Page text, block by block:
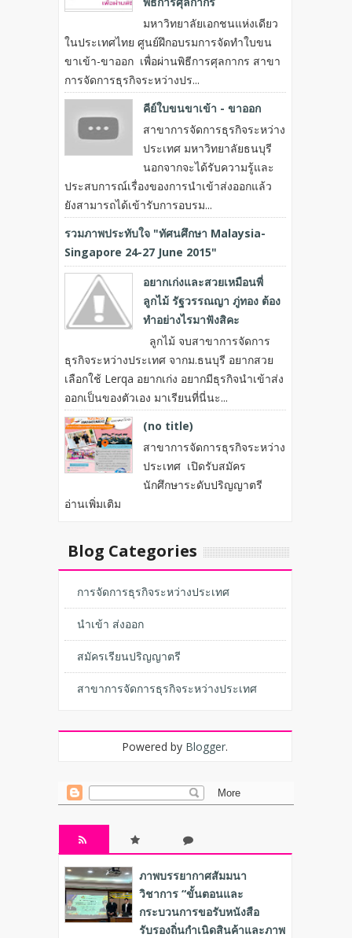
มหาวิทยาลัยเอกชนแห่งเดียว
ในประเทศไทย ศูนย์ฝึกอบรมการจัดทำใบขน
ขาเข้า-ขาออก เพื่อผ่านพิธีการศุลกากร สาขา
การจัดการธุรกิจระหว่างปร...
คีย์ใบขนขาเข้า - ขาออก
สาขาการจัดการธุรกิจระหว่าง
ประเทศ มหาวิทยาลัยธนบุรี
นอกจากจะได้รับความรู้และ
ประสบการณ์เรื่องของการนำเข้าส่งออกแล้ว
ยังสามารถได้เข้ารับการอบรม...
รวมภาพประทับใจ "ทัศนศึกษา Malaysia-
Singapore 24-27 June 2015"
อยากเก่งและสวยเหมือนพี่
ลูกไม้ รัฐวรรณญา ภู่ทอง ต้อง
ทำอย่างไรมาฟังสิคะ
ลูกไม้ จบสาขาการจัดการ
ธุรกิจระหว่างประเทศ จากม.ธนบุรี อยากสวย
เลือกใช้ Lerqa อยากเก่ง อยากมีธุรกิจนำเข้าส่ง
ออกเป็นของตัวเอง มาเรียนที่นี่นะ...
(no title)
สาขาการจัดการธุรกิจระหว่าง
ประเทศ เปิดรับสมัคร
นักศึกษาระดับปริญญาตรี
อ่านเพิ่มเติม
Blog Categories
การจัดการธุรกิจระหว่างประเทศ
นำเข้า ส่งออก
สมัครเรียนปริญญาตรี
สาขาการจัดการธุรกิจระหว่างประเทศ
Powered by Blogger.
RECENT
POPULA
R
COMME
NT
ภาพบรรยากาศสัมมนา
วิชาการ “ขั้นตอนและ
กระบวนการขอรับหนังสือ
รับรองถิ่นกำเนิดสินค้าและภาพ